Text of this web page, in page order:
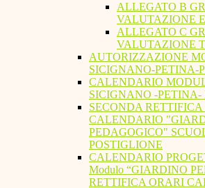
ALLEGATO B
VALUTAZIONE
ALLEGATO C
VALUTAZIONE
AUTORIZZAZIONE
SICIGNANO-PETINA-
CALENDARIO
SICIGNANO -PETINA-
SECONDA
CALENDARIO
PEDAGOGICO"
POSTIGLIONE
CALENDARIO
Modulo “GIARDINO
RETTIFICA ORARI